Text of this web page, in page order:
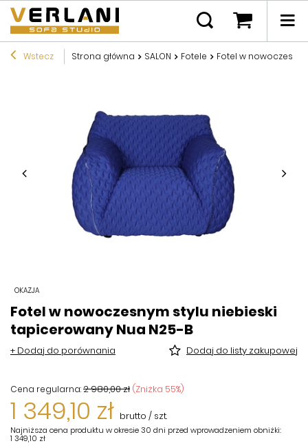
Wstecz Strona główna SALON Fotele Fotel w
OKAZJA
Fotel w nowoczesnym stylu niebieski
tapicerowany Nua N25-B
+ Dodaj do porównania Dodaj do listy zakupowej
Cena regularna:2 980,00 zł (Zniżka 55%)
1 349,10 zł brutto / szt.
Najniższa cena produktu w okresie 30 dni przed wprowadzeniem obniżki:
1 349,10 zł